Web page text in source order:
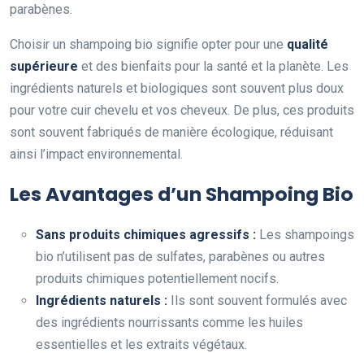
parabènes.
Choisir un shampoing bio signifie opter pour une qualité
supérieure et des bienfaits pour la santé et la planète. Les
ingrédients naturels et biologiques sont souvent plus doux
pour votre cuir chevelu et vos cheveux. De plus, ces produits
sont souvent fabriqués de manière écologique, réduisant
ainsi l’impact environnemental.
Les Avantages d’un Shampoing Bio
Sans produits chimiques agressifs : Les shampoings
bio n’utilisent pas de sulfates, parabènes ou autres
produits chimiques potentiellement nocifs.
Ingrédients naturels : Ils sont souvent formulés avec
des ingrédients nourrissants comme les huiles
essentielles et les extraits végétaux.